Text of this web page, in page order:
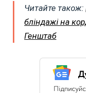
Читайте також:
бліндажі на
Генштаб